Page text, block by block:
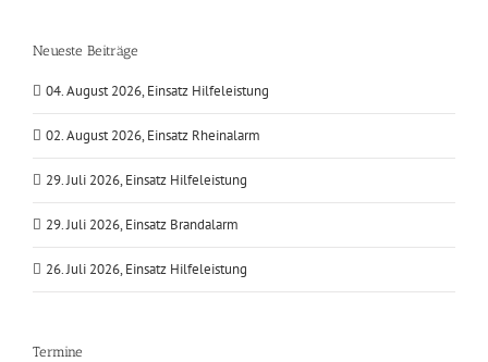
Neueste Beiträge
04. August 2026, Einsatz Hilfeleistung
02. August 2026, Einsatz Rheinalarm
29. Juli 2026, Einsatz Hilfeleistung
29. Juli 2026, Einsatz Brandalarm
26. Juli 2026, Einsatz Hilfeleistung
Termine